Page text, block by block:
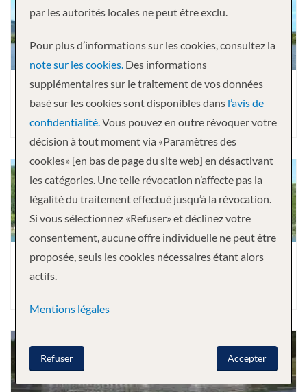
EMERALD ASTRA
par les autorités locales ne peut être exclu.
Pour plus d’informations sur les cookies, consultez la
note sur les cookies. Des informations
supplémentaires sur le traitement de vos données
basé sur les cookies sont disponibles dans l’avis de
confidentialité.Vous pouvez en outre révoquer votre
décision à tout moment via «Paramètres des
cookies» [en bas de page du site web] en désactivant
les catégories. Une telle révocation n’affecte pas la
légalité du traitement effectué jusqu’à la révocation.
Si vous sélectionnez «Refuser» et déclinez votre
consentement, aucune offre individuelle ne peut être
proposée, seuls les cookies nécessaires étant alors
actifs.
Mentions légales
Accepter
Refuser